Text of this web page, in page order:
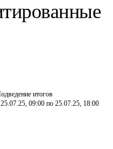
итогов
09:00 по 25.07.25, 18:00